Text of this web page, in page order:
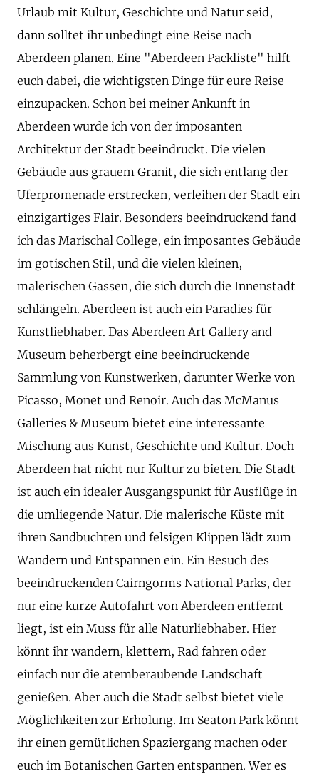
Urlaub mit Kultur, Geschichte und Natur seid,
dann solltet ihr unbedingt eine Reise nach
Aberdeen planen. Eine "Aberdeen Packliste" hilft
euch dabei, die wichtigsten Dinge für eure Reise
einzupacken. Schon bei meiner Ankunft in
Aberdeen wurde ich von der imposanten
Architektur der Stadt beeindruckt. Die vielen
Gebäude aus grauem Granit, die sich entlang der
Uferpromenade erstrecken, verleihen der Stadt ein
einzigartiges Flair. Besonders beeindruckend fand
ich das Marischal College, ein imposantes Gebäude
im gotischen Stil, und die vielen kleinen,
malerischen Gassen, die sich durch die Innenstadt
schlängeln. Aberdeen ist auch ein Paradies für
Kunstliebhaber. Das Aberdeen Art Gallery and
Museum beherbergt eine beeindruckende
Sammlung von Kunstwerken, darunter Werke von
Picasso, Monet und Renoir. Auch das McManus
Galleries & Museum bietet eine interessante
Mischung aus Kunst, Geschichte und Kultur. Doch
Aberdeen hat nicht nur Kultur zu bieten. Die Stadt
ist auch ein idealer Ausgangspunkt für Ausflüge in
die umliegende Natur. Die malerische Küste mit
ihren Sandbuchten und felsigen Klippen lädt zum
Wandern und Entspannen ein. Ein Besuch des
beeindruckenden Cairngorms National Parks, der
nur eine kurze Autofahrt von Aberdeen entfernt
liegt, ist ein Muss für alle Naturliebhaber. Hier
könnt ihr wandern, klettern, Rad fahren oder
einfach nur die atemberaubende Landschaft
genießen. Aber auch die Stadt selbst bietet viele
Möglichkeiten zur Erholung. Im Seaton Park könnt
ihr einen gemütlichen Spaziergang machen oder
euch im Botanischen Garten entspannen. Wer es